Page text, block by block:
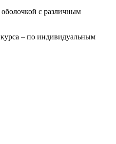
с различным
– по индивидуальным